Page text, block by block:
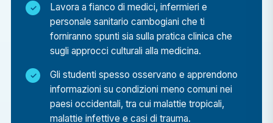
Lavora a fianco di medici, infermieri e
personale sanitario cambogiani che ti
forniranno spunti sia sulla pratica clinica che
sugli approcci culturali alla medicina.
Gli studenti spesso osservano e apprendono
informazioni su condizioni meno comuni nei
paesi occidentali, tra cui malattie tropicali,
malattie infettive e casi di trauma.